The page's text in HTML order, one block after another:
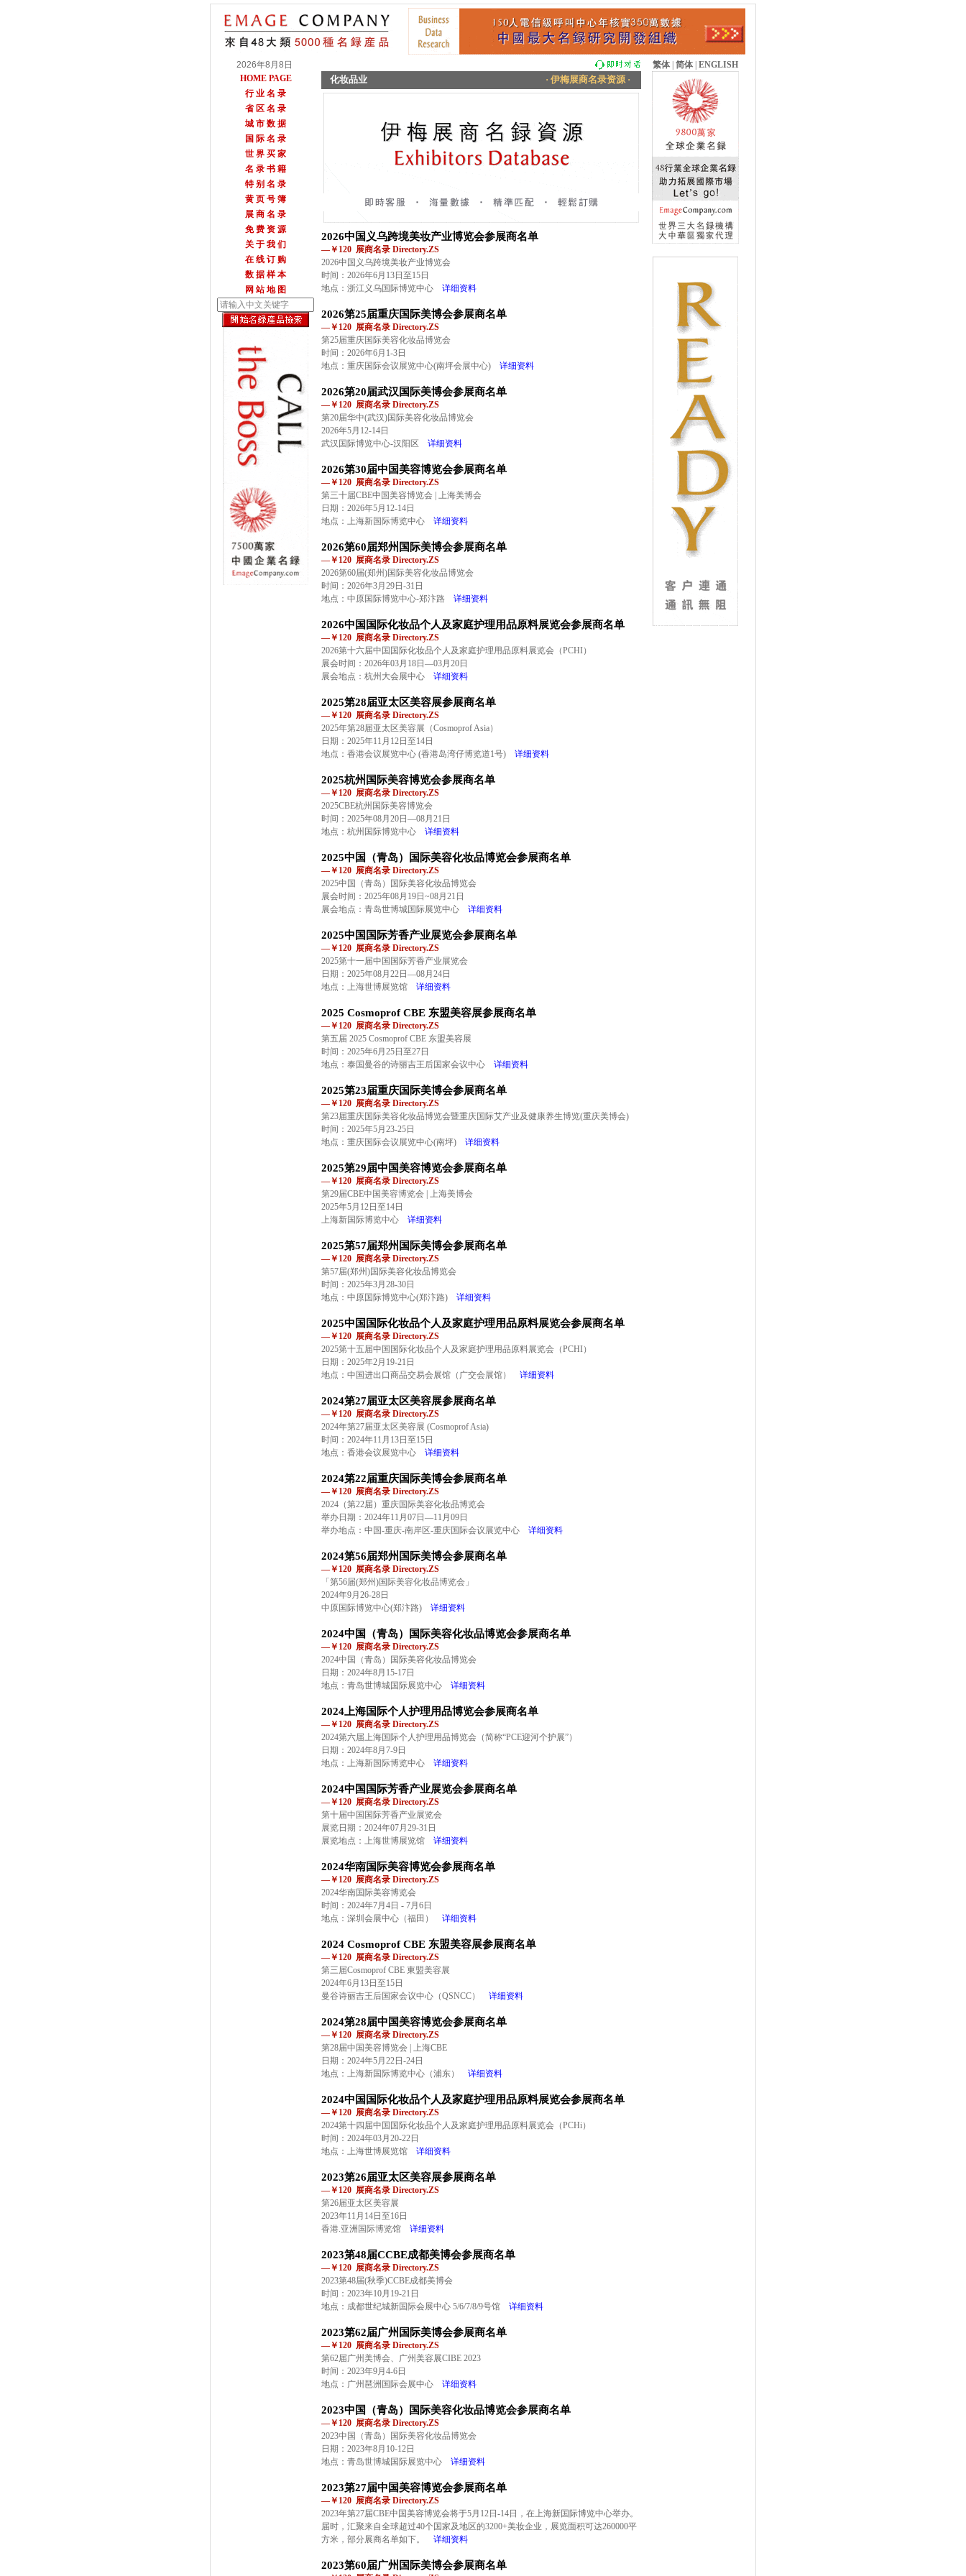
2026年8月8日 繁体 简体 ENGLISH
HOME PAGE
行 业 名 录
省 区 名 录
城 市 数 据
国 际 名 录
世 界 买 家
名 录 书 籍
特 别 名 录
黄 页 号 簿
展 商 名 录
免 费 资 源
关 于 我 们
在 线 订 购
数 据 样 本
网 站 地 图
化妆品业 · 伊梅展商名录资源 ·
2026中国义乌跨境美妆产业博览会参展商名单
—￥120 展商名录 Directory.ZS
2026中国义乌跨境美妆产业博览会
时间：2026年6月13日至15日
地点：浙江义乌国际博览中心
详细资料
2026第25届重庆国际美博会参展商名单
—￥120 展商名录 Directory.ZS
第25届重庆国际美容化妆品博览会
时间：2026年6月1-3日
地点：重庆国际会议展览中心(南坪会展中心)
详细资料
2026第20届武汉国际美博会参展商名单
—￥120 展商名录 Directory.ZS
第20届华中(武汉)国际美容化妆品博览会
2026年5月12-14日
武汉国际博览中心-汉阳区
详细资料
2026第30届中国美容博览会参展商名单
—￥120 展商名录 Directory.ZS
第三十届CBE中国美容博览会 | 上海美博会
日期：2026年5月12-14日
地点：上海新国际博览中心
详细资料
2026第60届郑州国际美博会参展商名单
—￥120 展商名录 Directory.ZS
2026第60届(郑州)国际美容化妆品博览会
时间：2026年3月29日-31日
地点：中原国际博览中心-郑汴路
详细资料
2026中国国际化妆品个人及家庭护理用品原料展览会参展商名单
—￥120 展商名录 Directory.ZS
2026第十六届中国国际化妆品个人及家庭护理用品原料展览会（PCHI）
展会时间：2026年03月18日—03月20日
展会地点：杭州大会展中心
详细资料
2025第28届亚太区美容展参展商名单
—￥120 展商名录 Directory.ZS
2025年第28届亚太区美容展（Cosmoprof Asia）
日期：2025年11月12日至14日
地点：香港会议展览中心 (香港岛湾仔博览道1号)
详细资料
2025杭州国际美容博览会参展商名单
—￥120 展商名录 Directory.ZS
2025CBE杭州国际美容博览会
时间：2025年08月20日—08月21日
地点：杭州国际博览中心
详细资料
2025中国（青岛）国际美容化妆品博览会参展商名单
—￥120 展商名录 Directory.ZS
2025中国（青岛）国际美容化妆品博览会
展会时间：2025年08月19日~08月21日
展会地点：青岛世博城国际展览中心
详细资料
2025中国国际芳香产业展览会参展商名单
—￥120 展商名录 Directory.ZS
2025第十一届中国国际芳香产业展览会
日期：2025年08月22日—08月24日
地点：上海世博展览馆
详细资料
2025 Cosmoprof CBE 东盟美容展参展商名单
—￥120 展商名录 Directory.ZS
第五届 2025 Cosmoprof CBE 东盟美容展
时间：2025年6月25日至27日
地点：泰国曼谷的诗丽吉王后国家会议中心
详细资料
2025第23届重庆国际美博会参展商名单
—￥120 展商名录 Directory.ZS
第23届重庆国际美容化妆品博览会暨重庆国际艾产业及健康养生博览(重庆美博会)
时间：2025年5月23-25日
地点：重庆国际会议展览中心(南坪)
详细资料
2025第29届中国美容博览会参展商名单
—￥120 展商名录 Directory.ZS
第29届CBE中国美容博览会 | 上海美博会
2025年5月12日至14日
上海新国际博览中心
详细资料
2025第57届郑州国际美博会参展商名单
—￥120 展商名录 Directory.ZS
第57届(郑州)国际美容化妆品博览会
时间：2025年3月28-30日
地点：中原国际博览中心(郑汴路)
详细资料
2025中国国际化妆品个人及家庭护理用品原料展览会参展商名单
—￥120 展商名录 Directory.ZS
2025第十五届中国国际化妆品个人及家庭护理用品原料展览会（PCHI）
日期：2025年2月19-21日
地点：中国进出口商品交易会展馆（广交会展馆）
详细资料
2024第27届亚太区美容展参展商名单
—￥120 展商名录 Directory.ZS
2024年第27届亚太区美容展 (Cosmoprof Asia)
时间：2024年11月13日至15日
地点：香港会议展览中心
详细资料
2024第22届重庆国际美博会参展商名单
—￥120 展商名录 Directory.ZS
2024（第22届）重庆国际美容化妆品博览会
举办日期：2024年11月07日—11月09日
举办地点：中国-重庆-南岸区-重庆国际会议展览中心
详细资料
2024第56届郑州国际美博会参展商名单
—￥120 展商名录 Directory.ZS
「第56届(郑州)国际美容化妆品博览会」
2024年9月26-28日
中原国际博览中心(郑汴路)
详细资料
2024中国（青岛）国际美容化妆品博览会参展商名单
—￥120 展商名录 Directory.ZS
2024中国（青岛）国际美容化妆品博览会
日期：2024年8月15-17日
地点：青岛世博城国际展览中心
详细资料
2024上海国际个人护理用品博览会参展商名单
—￥120 展商名录 Directory.ZS
2024第六届上海国际个人护理用品博览会（简称“PCE迎河个护展”）
日期：2024年8月7-9日
地点：上海新国际博览中心
详细资料
2024中国国际芳香产业展览会参展商名单
—￥120 展商名录 Directory.ZS
第十届中国国际芳香产业展览会
展览日期：2024年07月29-31日
展览地点：上海世博展览馆
详细资料
2024华南国际美容博览会参展商名单
—￥120 展商名录 Directory.ZS
2024华南国际美容博览会
时间：2024年7月4日 - 7月6日
地点：深圳会展中心（福田）
详细资料
2024 Cosmoprof CBE 东盟美容展参展商名单
—￥120 展商名录 Directory.ZS
第三届Cosmoprof CBE 東盟美容展
2024年6月13日至15日
曼谷诗丽吉王后国家会议中心（QSNCC）
详细资料
2024第28届中国美容博览会参展商名单
—￥120 展商名录 Directory.ZS
第28届中国美容博览会 | 上海CBE
日期：2024年5月22日-24日
地点：上海新国际博览中心（浦东）
详细资料
2024中国国际化妆品个人及家庭护理用品原料展览会参展商名单
—￥120 展商名录 Directory.ZS
2024第十四届中国国际化妆品个人及家庭护理用品原料展览会（PCHi）
时间：2024年03月20-22日
地点：上海世博展览馆
详细资料
2023第26届亚太区美容展参展商名单
—￥120 展商名录 Directory.ZS
第26届亚太区美容展
2023年11月14日至16日
香港.亚洲国际博览馆
详细资料
2023第48届CCBE成都美博会参展商名单
—￥120 展商名录 Directory.ZS
2023第48届(秋季)CCBE成都美博会
时间：2023年10月19-21日
地点：成都世纪城新国际会展中心 5/6/7/8/9号馆
详细资料
2023第62届广州国际美博会参展商名单
—￥120 展商名录 Directory.ZS
第62届广州美博会、广州美容展CIBE 2023
时间：2023年9月4-6日
地点：广州琶洲国际会展中心
详细资料
2023中国（青岛）国际美容化妆品博览会参展商名单
—￥120 展商名录 Directory.ZS
2023中国（青岛）国际美容化妆品博览会
日期：2023年8月10-12日
地点：青岛世博城国际展览中心
详细资料
2023第27届中国美容博览会参展商名单
—￥120 展商名录 Directory.ZS
2023年第27届CBE中国美容博览会将于5月12日-14日，在上海新国际博览中心举办。
届时，汇聚来自全球超过40个国家及地区的3200+美妆企业，展览面积可达260000平
方米，部分展商名单如下。
详细资料
2023第60届广州国际美博会参展商名单